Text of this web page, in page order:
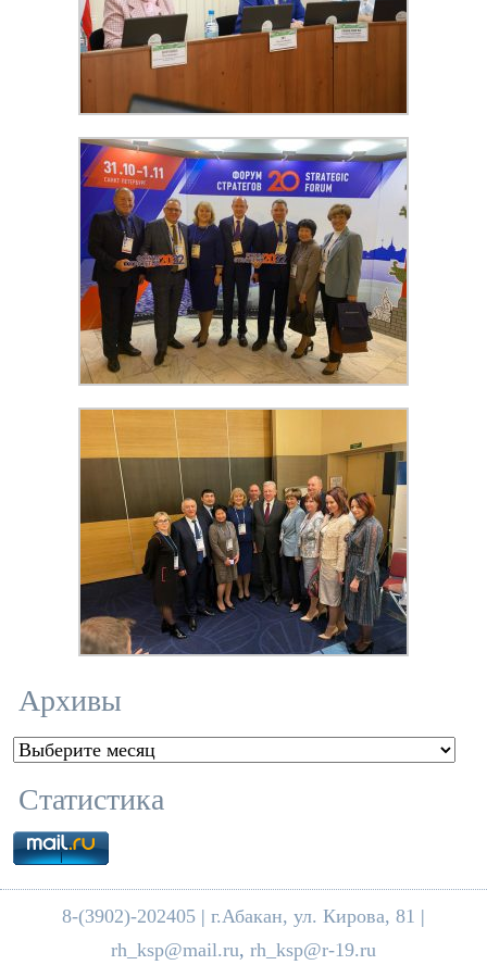
Архивы
Архивы
Статистика
8-(3902)-202405 | г.Абакан, ул. Кирова, 81 |
rh_ksp@mail.ru, rh_ksp@r-19.ru